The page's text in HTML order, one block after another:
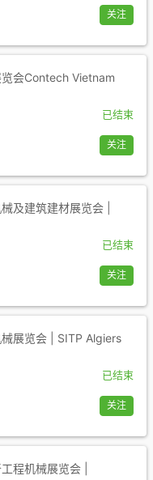
关注
会Contech Vietnam
已结束
关注
及建筑建材展览会 |
已结束
关注
展览会 | SITP Algiers
已结束
关注
程机械展览会 |